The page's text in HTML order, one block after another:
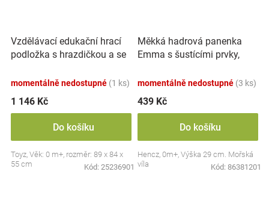
Vzdělávací edukační hrací
podložka s hrazdičkou a se
momentálně nedostupné (1 ks)
1 146 Kč
Do košíku
Toyz, Věk: 0 m+, rozměr: 89 x 84 x
55 cm
Kód: 25236901
Měkká hadrová panenka
Emma s šustícími prvky,
momentálně nedostupné (3 ks)
439 Kč
Do košíku
Hencz, 0m+, Výška 29 cm. Mořská
víla
Kód: 86381201